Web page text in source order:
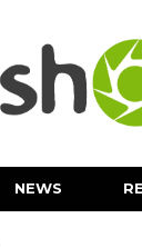
NEWS